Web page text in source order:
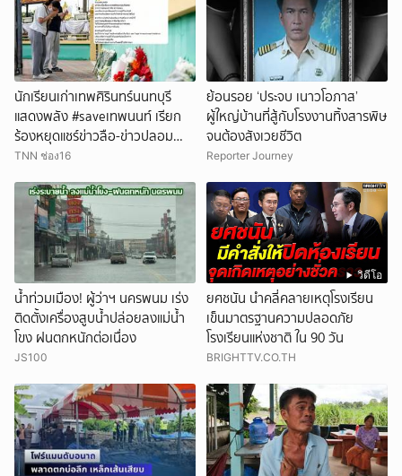
นักเรียนเก่าเทพศิรินทร์นนทบุรี
แสดงพลัง #saveเทพนนท์ เรียก
ร้องหยุดแชร์ข่าวลือ-ข่าวปลอม
เหตุกราดยิง เคารพผู้สูญเสีย
TNN ช่อง16
ย้อนรอย ‘ประจบ เนาวโอภาส’
ผู้ใหญ่บ้านที่สู้กับโรงงานทิ้งสารพิษ
จนต้องสังเวยชีวิต
Reporter Journey
น้ำท่วมเมือง! ผู้ว่าฯ นครพนม เร่ง
ติดตั้งเครื่องสูบน้ำปล่อยลงแม่น้ำ
โขง ฝนตกหนักต่อเนื่อง
JS100
วิดีโอ
ยศชนัน นำคลี่คลายเหตุโรงเรียน
เข็นมาตรฐานความปลอดภัย
โรงเรียนแห่งชาติ ใน 90 วัน
BRIGHTTV.CO.TH